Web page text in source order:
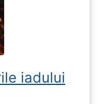
iadului